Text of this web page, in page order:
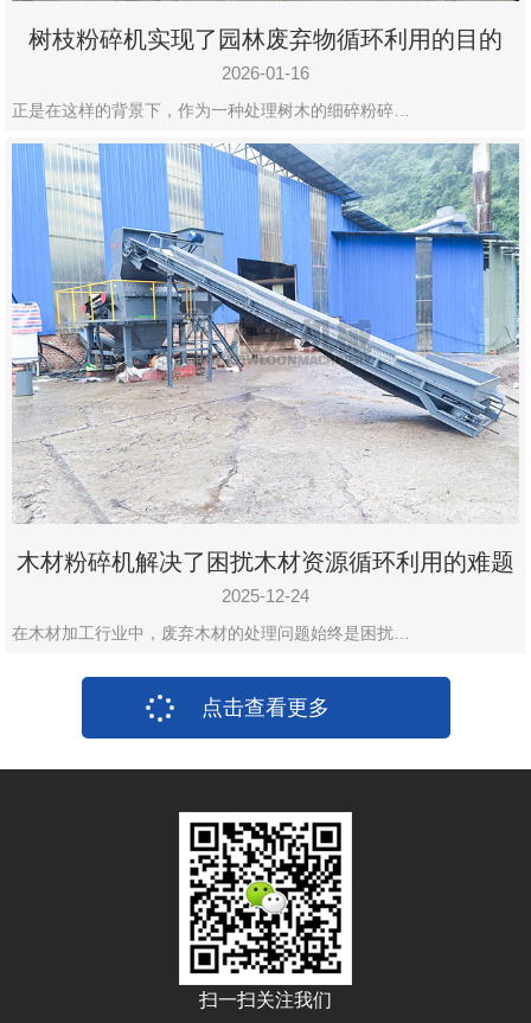
树枝粉碎机实现了园林废弃物循环利用的目的
2026-01-16
正是在这样的背景下，作为一种处理树木的细碎粉碎…
木材粉碎机解决了困扰木材资源循环利用的难题
2025-12-24
在木材加工行业中，废弃木材的处理问题始终是困扰…
点击查看更多
扫一扫关注我们